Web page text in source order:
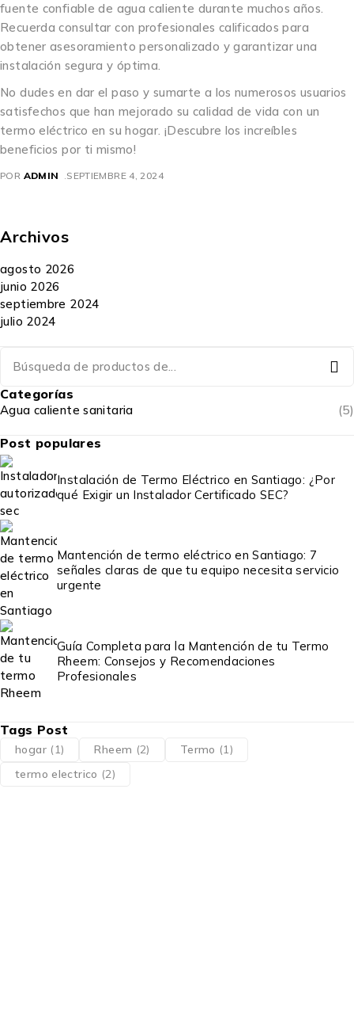
fuente confiable de agua caliente durante muchos años.
Recuerda consultar con profesionales calificados para
obtener asesoramiento personalizado y garantizar una
instalación segura y óptima.
No dudes en dar el paso y sumarte a los numerosos usuarios
satisfechos que han mejorado su calidad de vida con un
termo eléctrico en su hogar. ¡Descubre los increíbles
beneficios por ti mismo!
POR ADMIN SEPTIEMBRE 4, 2024
Archivos
agosto 2026
junio 2026
septiembre 2024
julio 2024
Categorías
Agua caliente sanitaria (5)
Post populares
Instalación de Termo Eléctrico en Santiago: ¿Por
qué Exigir un Instalador Certificado SEC?
Mantención de termo eléctrico en Santiago: 7
señales claras de que tu equipo necesita servicio
urgente
Guía Completa para la Mantención de tu Termo
Rheem: Consejos y Recomendaciones
Profesionales
Tags Post
hogar(1) Rheem (2) Termo (1)
termo electrico (2)